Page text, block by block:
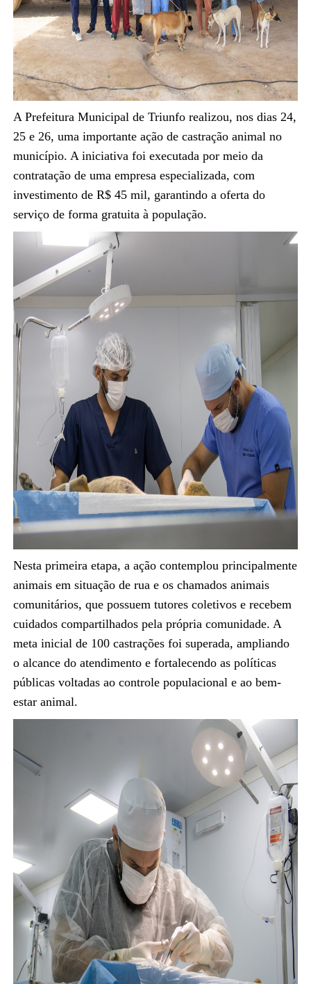
A Prefeitura Municipal de Triunfo realizou, nos dias 24,
25 e 26, uma importante ação de castração animal no
município. A iniciativa foi executada por meio da
contratação de uma empresa especializada, com
investimento de R$ 45 mil, garantindo a oferta do
serviço de forma gratuita à população.
Nesta primeira etapa, a ação contemplou principalmente
animais em situação de rua e os chamados animais
comunitários, que possuem tutores coletivos e recebem
cuidados compartilhados pela própria comunidade. A
meta inicial de 100 castrações foi superada, ampliando
o alcance do atendimento e fortalecendo as políticas
públicas voltadas ao controle populacional e ao bem-
estar animal.